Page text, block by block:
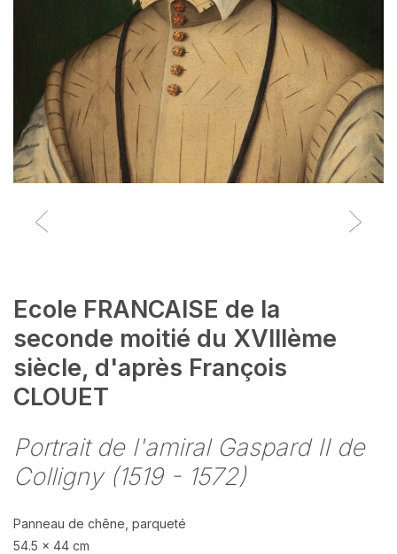
Ecole FRANCAISE de la
seconde moitié du XVIIIème
siècle, d'après François
CLOUET
Portrait de l'amiral Gaspard II de
Colligny (1519 - 1572)
Panneau de chêne, parqueté
54.5 x 44 cm